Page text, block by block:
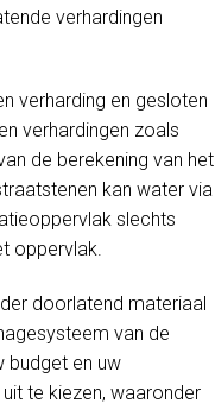
verhardingen
verharding en gesloten
verhardingen zoals
de berekening van het
kan water via
slechts
oppervlak.
doorlatend materiaal
van de
budget en uw
te kiezen, waaronder